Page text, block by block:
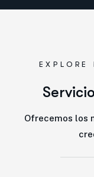
EXPLORE
Servicio
Ofrecemos los